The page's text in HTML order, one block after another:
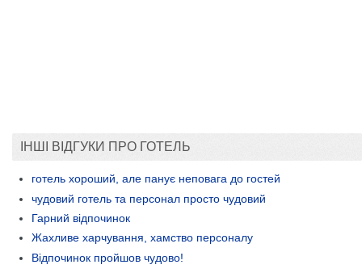
ІНШІ ВІДГУКИ ПРО ГОТЕЛЬ
готель хороший, але панує неповага до гостей
чудовий готель та персонал просто чудовий
Гарний відпочинок
Жахливе харчування, хамство персоналу
Відпочинок пройшов чудово!